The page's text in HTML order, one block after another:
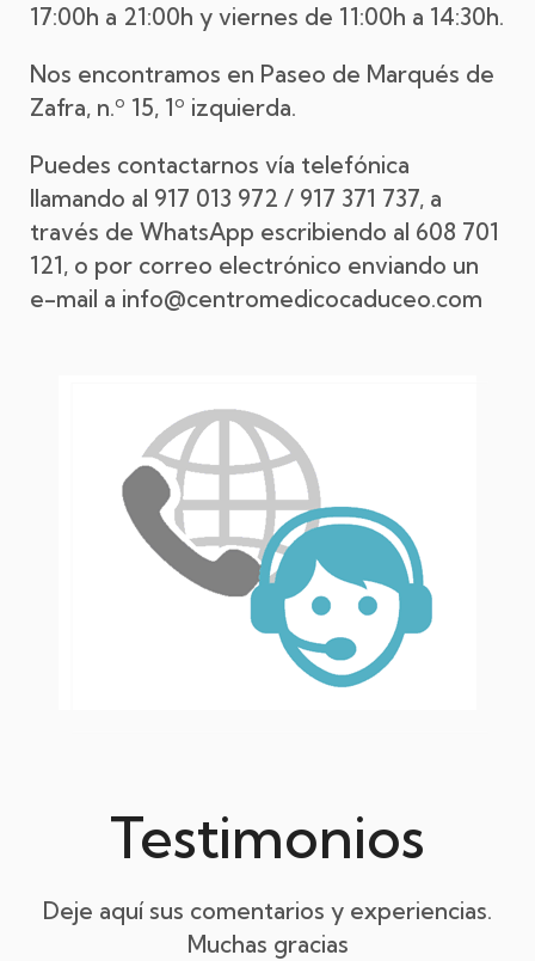
17:00h a 21:00h y viernes de 11:00h a 14:30h.
Nos encontramos en Paseo de Marqués de
Zafra, n.º 15, 1º izquierda.
Puedes contactarnos vía telefónica
llamando al 917 013 972 / 917 371 737, a
través de WhatsApp escribiendo al 608 701
121, o por correo electrónico enviando un
e-mail a info@centromedicocaduceo.com
Testimonios
Deje aquí sus comentarios y experiencias.
Muchas gracias